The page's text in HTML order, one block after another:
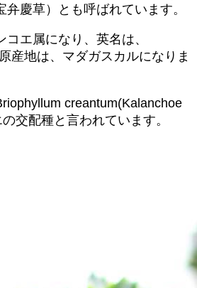
慶草）とも呼ばれています。
エ属になり、英名は、
産地は、マダガスカルになりま
creantum(Kalanchoe
交配種と言われています。